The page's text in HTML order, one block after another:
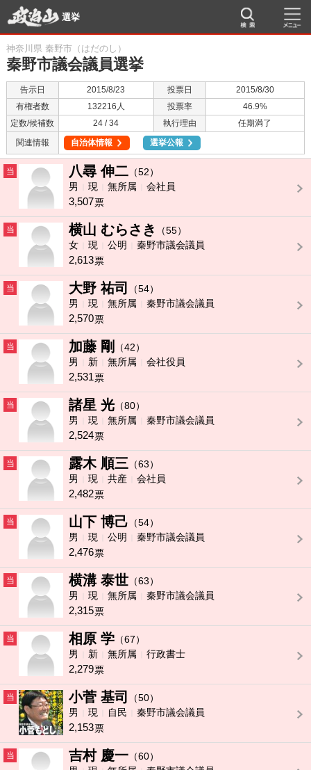
選挙
神奈川県 秦野市（はだのし）
秦野市議会議員選挙
告示日 2015/8/23 投票日
2015/8/30
有権者数
132216人 投票率
46.9%
定数/候補数
24 / 34 執行理由
任期満了
関連情報
自治体情報 選挙公報
当 八尋 伸二 （52）
男
現 無所属 会社員
3,507票
当 横山 むらさき
（55）
女
現 公明 秦野市議会議員
2,613票
当 大野 祐司
（54）
男
現 無所属 秦野市議会議員
2,570票
当 加藤 剛
（42）
男
新 無所属 会社役員
2,531票
当 諸星 光 （80）
男
現 無所属 秦野市議会議員
2,524票
当 露木 順三 （63）
男
現 共産 会社員
2,482票
当 山下 博己 （54）
男
現 公明 秦野市議会議員
2,476票
当 横溝 泰世 （63）
男
現 無所属 秦野市議会議員
2,315票
当 相原 学 （67）
男
新 無所属 行政書士
2,279票
当 小菅 基司
（50）
男
現 自民 秦野市議会議員
2,153票
当 吉村 慶一 （60）